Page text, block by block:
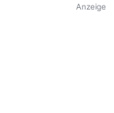
Anzeige